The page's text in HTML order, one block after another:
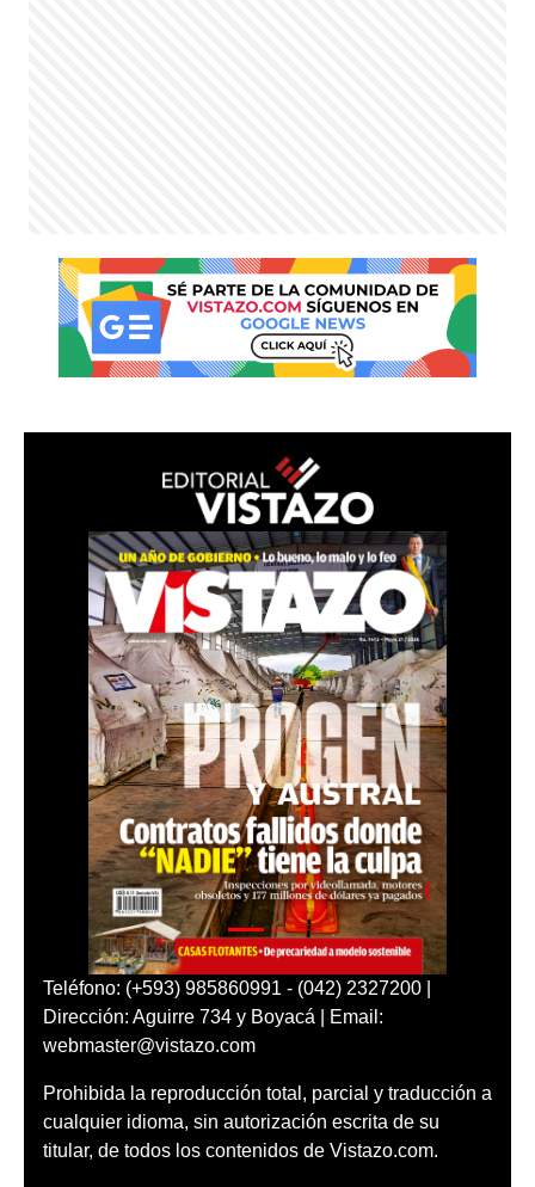
Teléfono: (+593) 985860991 - (042) 2327200 |
Dirección: Aguirre 734 y Boyacá | Email:
webmaster@vistazo.com
Prohibida la reproducción total, parcial y traducción a
cualquier idioma, sin autorización escrita de su
titular, de todos los contenidos de Vistazo.com.